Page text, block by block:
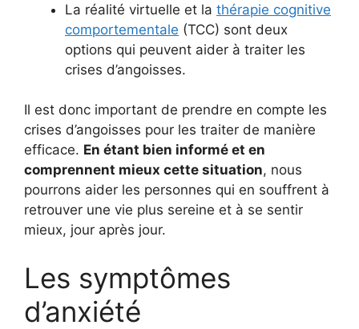
La réalité virtuelle et la thérapie cognitive
comportementale (TCC) sont deux
options qui peuvent aider à traiter les
crises d’angoisses.
Il est donc important de prendre en compte les
crises d’angoisses pour les traiter de manière
efficace. En étant bien informé et en
comprennent mieux cette situation, nous
pourrons aider les personnes qui en souffrent à
retrouver une vie plus sereine et à se sentir
mieux, jour après jour.
Les symptômes
d’anxiété